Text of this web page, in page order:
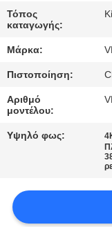
ΈΝΑ
ΧΆΡΤΗΣ
ΠΟΛΙΤΙΚΉ
Τόπος
καταγωγής:
Μάρκα:
Πιστοποίηση:
Αριθμό
μοντέλου:
Υψηλό φως: